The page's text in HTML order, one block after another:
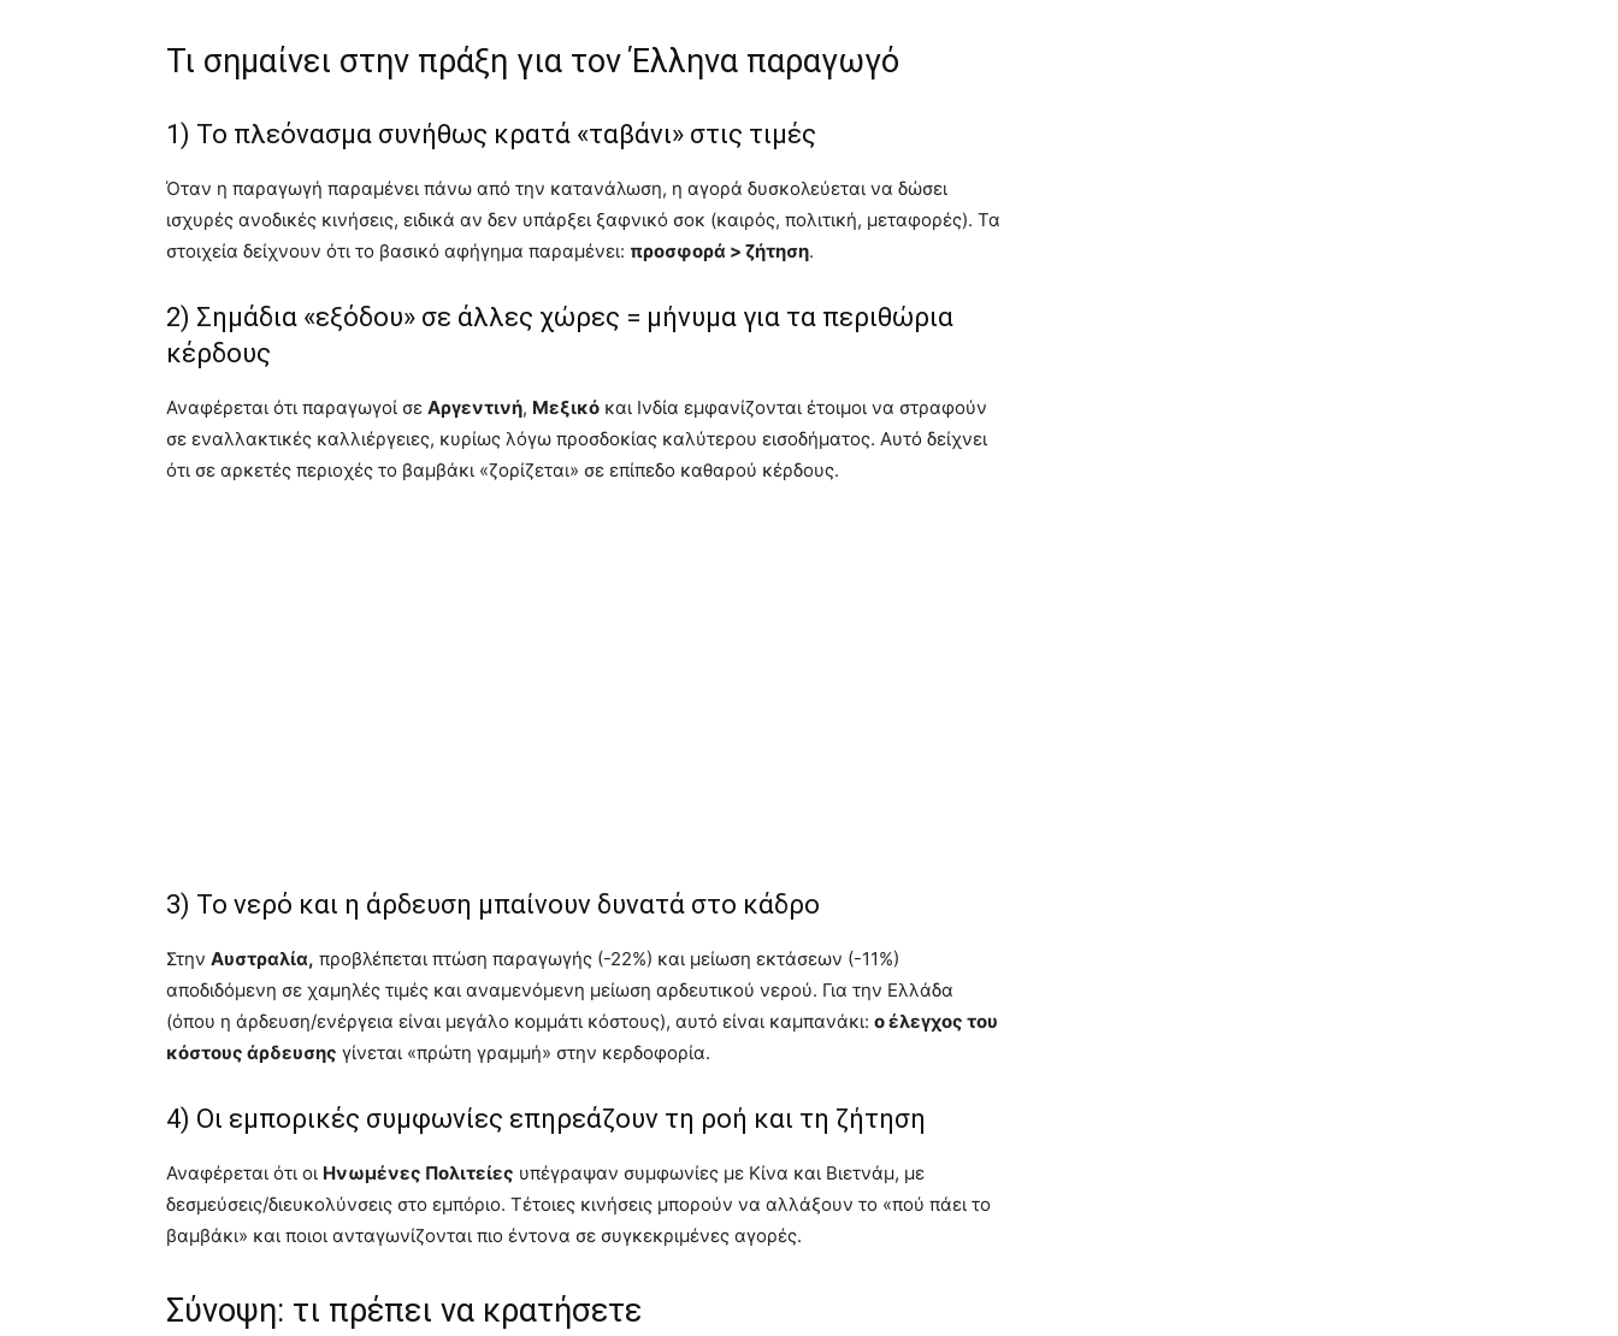
Τι σημαίνει στην πράξη για τον Έλληνα παραγωγό
1) Το πλεόνασμα συνήθως κρατά «ταβάνι» στις τιμές
Όταν η παραγωγή παραμένει πάνω από την κατανάλωση, η αγορά δυσκολεύεται να δώσει
ισχυρές ανοδικές κινήσεις, ειδικά αν δεν υπάρξει ξαφνικό σοκ (καιρός, πολιτική, μεταφορές). Τα
στοιχεία δείχνουν ότι το βασικό αφήγημα παραμένει: προσφορά > ζήτηση.
2) Σημάδια «εξόδου» σε άλλες χώρες = μήνυμα για τα περιθώρια
κέρδους
Αναφέρεται ότι παραγωγοί σε Αργεντινή, Μεξικό και Ινδία εμφανίζονται έτοιμοι να στραφούν
σε εναλλακτικές καλλιέργειες, κυρίως λόγω προσδοκίας καλύτερου εισοδήματος. Αυτό δείχνει
ότι σε αρκετές περιοχές το βαμβάκι «ζορίζεται» σε επίπεδο καθαρού κέρδους.
3) Το νερό και η άρδευση μπαίνουν δυνατά στο κάδρο
Στην Αυστραλία, προβλέπεται πτώση παραγωγής (-22%) και μείωση εκτάσεων (-11%)
αποδιδόμενη σε χαμηλές τιμές και αναμενόμενη μείωση αρδευτικού νερού. Για την Ελλάδα
(όπου η άρδευση/ενέργεια είναι μεγάλο κομμάτι κόστους), αυτό είναι καμπανάκι: ο έλεγχος του
κόστους άρδευσης γίνεται «πρώτη γραμμή» στην κερδοφορία.
4) Οι εμπορικές συμφωνίες επηρεάζουν τη ροή και τη ζήτηση
Αναφέρεται ότι οι Ηνωμένες Πολιτείες υπέγραψαν συμφωνίες με Κίνα και Βιετνάμ, με
δεσμεύσεις/διευκολύνσεις στο εμπόριο. Τέτοιες κινήσεις μπορούν να αλλάξουν το «πού πάει το
βαμβάκι» και ποιοι ανταγωνίζονται πιο έντονα σε συγκεκριμένες αγορές.
Σύνοψη: τι πρέπει να κρατήσετε